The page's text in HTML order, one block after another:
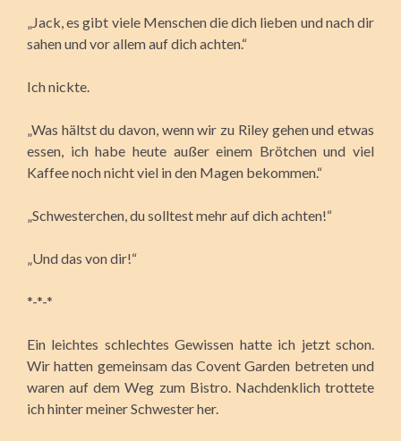
„Jack, es gibt viele Menschen die dich lieben und nach dir
sahen und vor allem auf dich achten.“
Ich nickte.
„Was hältst du davon, wenn wir zu Riley gehen und etwas
essen, ich habe heute außer einem Brötchen und viel
Kaffee noch nicht viel in den Magen bekommen.“
„Schwesterchen, du solltest mehr auf dich achten!“
„Und das von dir!“
*-*-*
Ein leichtes schlechtes Gewissen hatte ich jetzt schon.
Wir hatten gemeinsam das Covent Garden betreten und
waren auf dem Weg zum Bistro. Nachdenklich trottete
ich hinter meiner Schwester her.